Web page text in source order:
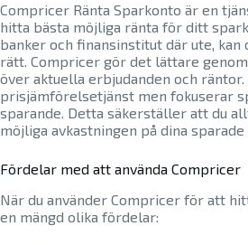
Compricer Ränta Sparkonto är en
hitta bästa möjliga ränta för ditt
banker och finansinstitut där ute, kan
rätt. Compricer gör det lättare
över aktuella erbjudanden och
prisjämförelsetjänst men fokuserar
sparande. Detta säkerställer att du
möjliga avkastningen på dina sparade
Fördelar med att använda Compricer
När du använder Compricer för att
en mängd olika fördelar: